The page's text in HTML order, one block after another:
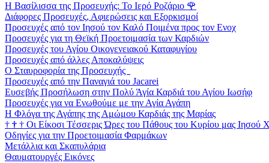
Η Βασίλισσα της Προσευχής: Το Ιερό Ροζάριο 🌹
Διάφορες Προσευχές, Αφιερώσεις και Εξορκισμοί
Προσευχές από τον Ιησού τον Καλό Ποιμένα προς τον Ενοχ
Προσευχές για τη Θεϊκή Προετοιμασία των Καρδιών
Προσευχές του Αγίου Οικογενειακού Καταφυγίου
Προσευχές από άλλες Αποκαλύψεις
Ο Σταυροφορία της Προσευχής
Προσευχές από την Παναγιά του Jacarei
Ευσεβής Προσήλωση στην Πολύ Άγία Καρδιά του Αγίου Ιωσήφ
Προσευχές για να Ενωθούμε με την Αγία Αγάπη
Η Φλόγα της Αγάπης της Αμώμου Καρδιάς της Μαρίας
† † † Οι Είκοσι Τέσσερις Ώρες του Πάθους του Κυρίου μας Ιησού
Οδηγίες για την Προετοιμασία Φαρμάκων
Μετάλλια και Σκαπυλάρια
Θαυματουργές Εικόνες